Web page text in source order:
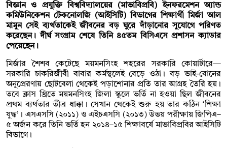
বিজ্ঞান ও প্রযুক্তি বিশ্ববিদ্যালয়ের (মাভাবিপ্রবি) ইনফরমেশন অ্যান্ড
কমিউনিকেশন টেকনোলজি (আইসিটি) বিভাগের শিক্ষার্থী মির্জা আল
মামুন সেই ব্যর্থতাকেই জীবনের বড় ঘুরে দাঁড়ানোর সুযোগে পরিণত
করেছেন। দীর্ঘ সংগ্রাম শেষে তিনি ৪৫তম বিসিএসে প্রশাসন ক্যাডার
পেয়েছেন।
মির্জার শৈশব কেটেছে ময়মনসিংহ শহরের সরকারি কোয়ার্টারে—
সরকারি চাকরিজীবী বাবার কর্মস্থলেই বেড়ে ওঠা। বড় ভাই-বোনের
অনুপ্রেরণায় ছোটবেলা থেকেই পড়াশোনার প্রতি তার আগ্রহ তৈরি হয়।
তবে ক্লাস থ্রিতে ময়মনসিংহ জিলা স্কুলে ভর্তি না হওয়া ছিল জীবনের
প্রথম ব্যর্থতার তীব্র ধাক্কা। সেখান থেকেই শুরু হয় তার কঠিন ‘শিক্ষা
যুদ্ধ’। এসএসসি (২০১১) ও এইচএসসি (২০১৩) উভয় পরীক্ষায় জিপিএ–
৫ অর্জন করে তিনি ভর্তি হন ২০১৪–১৫ শিক্ষাবর্ষে মাভাবিপ্রবির আইসিটি
বিভাগে।